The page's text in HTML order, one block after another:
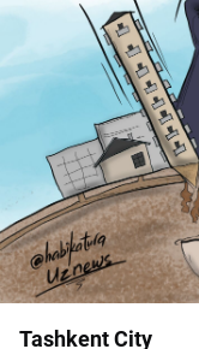
Tashkent City